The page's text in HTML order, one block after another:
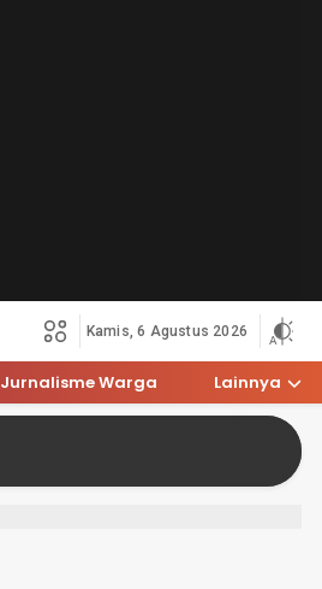
Kamis, 6 Agustus 2026
Jurnalisme Warga Lainnya